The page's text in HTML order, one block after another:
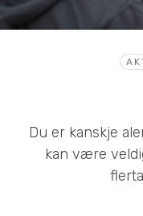
Du er kanskje
kan være